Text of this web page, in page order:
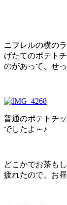
ニフレルの横の
げたてのポテト
のがあって、せ
普通のポテトチ
でしたよ～♪
どこかでお茶も
疲れたので、お